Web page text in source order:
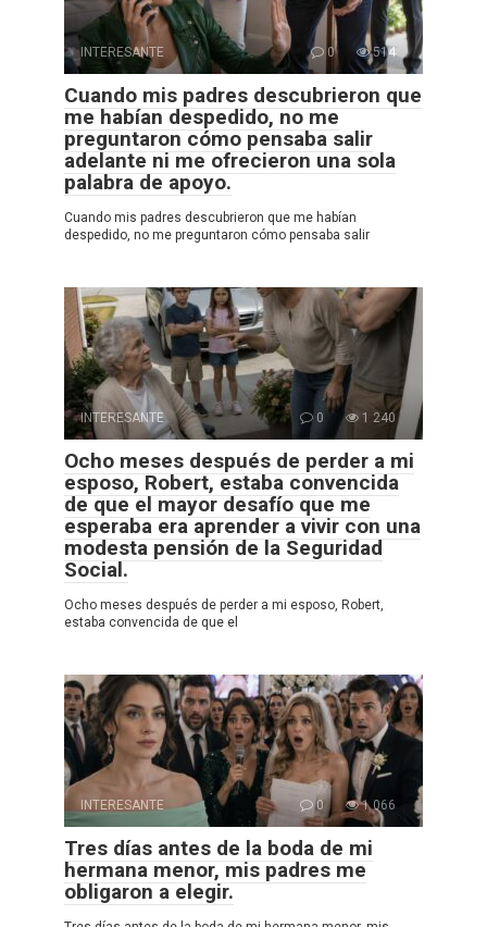
INTERESANTE 0 514
Cuando mis padres descubrieron que
me habían despedido, no me
preguntaron cómo pensaba salir
adelante ni me ofrecieron una sola
palabra de apoyo.
Cuando mis padres descubrieron que me habían
despedido, no me preguntaron cómo pensaba salir
INTERESANTE 0 1 240
Ocho meses después de perder a mi
esposo, Robert, estaba convencida
de que el mayor desafío que me
esperaba era aprender a vivir con una
modesta pensión de la Seguridad
Social.
Ocho meses después de perder a mi esposo, Robert,
estaba convencida de que el
INTERESANTE 0 1 066
Tres días antes de la boda de mi
hermana menor, mis padres me
obligaron a elegir.